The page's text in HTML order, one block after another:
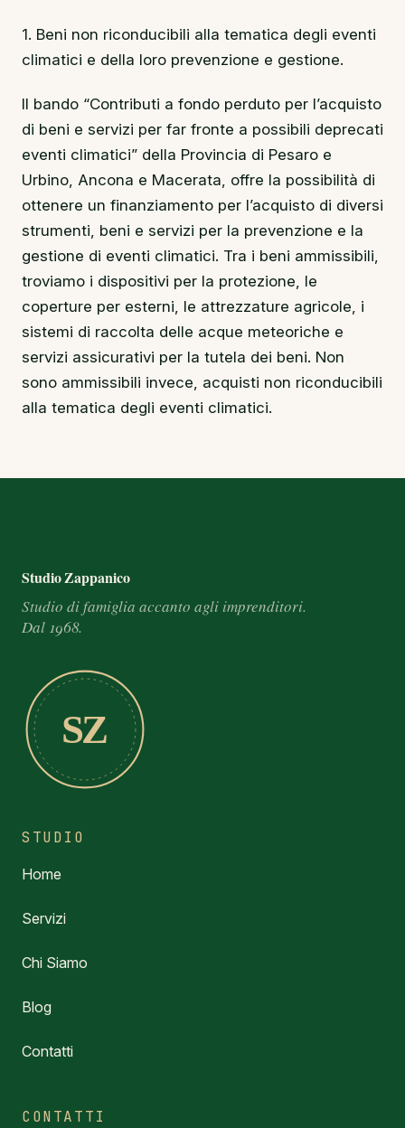
1. Beni non riconducibili alla tematica degli eventi
climatici e della loro prevenzione e gestione.
Il bando “Contributi a fondo perduto per l’acquisto
di beni e servizi per far fronte a possibili deprecati
eventi climatici” della Provincia di Pesaro e
Urbino, Ancona e Macerata, offre la possibilità di
ottenere un finanziamento per l’acquisto di diversi
strumenti, beni e servizi per la prevenzione e la
gestione di eventi climatici. Tra i beni ammissibili,
troviamo i dispositivi per la protezione, le
coperture per esterni, le attrezzature agricole, i
sistemi di raccolta delle acque meteoriche e
servizi assicurativi per la tutela dei beni. Non
sono ammissibili invece, acquisti non riconducibili
alla tematica degli eventi climatici.
Footer e informazioni
Studio Zappanico
Studio di famiglia accanto agli imprenditori.
Dal 1968.
SZ
STUDIO
Home
Servizi
Chi Siamo
Blog
Contatti
CONTATTI